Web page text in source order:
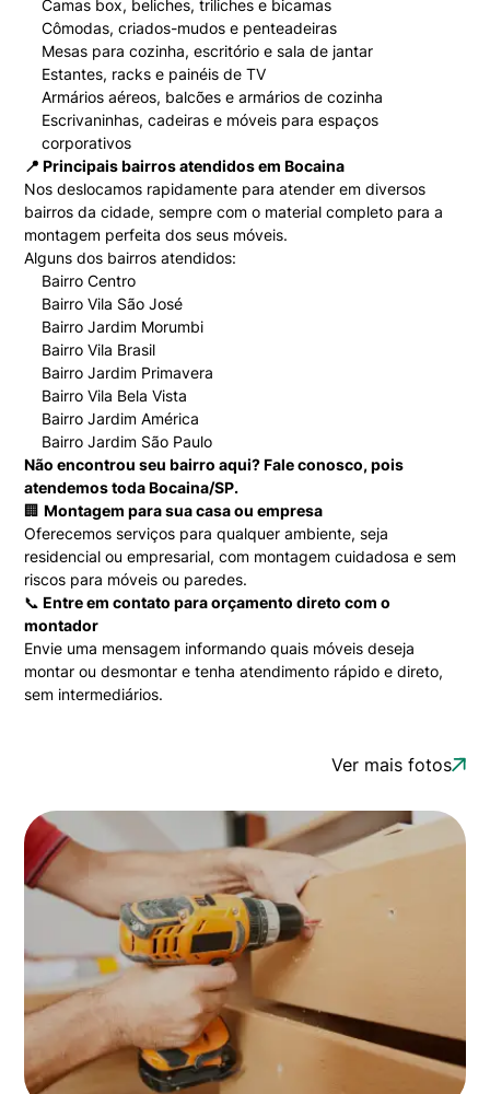
Camas box, beliches, triliches e bicamas
Cômodas, criados-mudos e penteadeiras
Mesas para cozinha, escritório e sala de jantar
Estantes, racks e painéis de TV
Armários aéreos, balcões e armários de cozinha
Escrivaninhas, cadeiras e móveis para espaços
corporativos
📍 Principais bairros atendidos em Bocaina
Nos deslocamos rapidamente para atender em diversos
bairros da cidade, sempre com o material completo para a
montagem perfeita dos seus móveis.
Alguns dos bairros atendidos:
Bairro Centro
Bairro Vila São José
Bairro Jardim Morumbi
Bairro Vila Brasil
Bairro Jardim Primavera
Bairro Vila Bela Vista
Bairro Jardim América
Bairro Jardim São Paulo
Não encontrou seu bairro aqui? Fale conosco, pois
atendemos toda Bocaina/SP.
🏢Montagem para sua casa ou empresa
Oferecemos serviços para qualquer ambiente, seja
residencial ou empresarial, com montagem cuidadosa e sem
riscos para móveis ou paredes.
📞 Entre em contato para orçamento direto com o
montador
Envie uma mensagem informando quais móveis deseja
montar ou desmontar e tenha atendimento rápido e direto,
sem intermediários.
Ver mais fotos